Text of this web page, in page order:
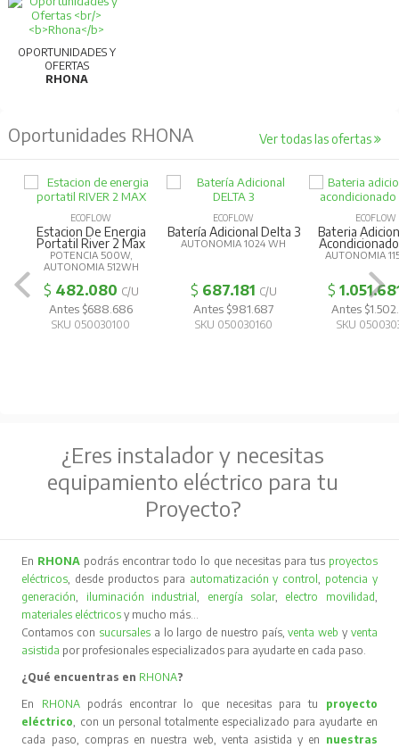
OPORTUNIDADES Y
OFERTAS
RHONA
Oportunidades RHONA Ver todas las ofertas
ECOFLOW
Estacion De Energia
Portatil River 2 Max
POTENCIA 500W,
AUTONOMIA 512WH
$ 482.080 C/U
Antes $688.686
SKU 050030100
ECOFLOW
Batería Adicional Delta 3
AUTONOMIA 1024 WH
$ 687.181 C/U
Antes $981.687
SKU 050030160
ECOFLOW
Bateria
AUTONOMIA
$
Antes
SKU
¿Eres instalador y necesitas
equipamiento eléctrico para tu
Proyecto?
En RHONA podrás encontrar todo lo que necesitas para tus proyectos
eléctricos, desde productos para automatización y control, potencia y
generación, iluminación industrial, energía solar, electro movilidad,
materiales eléctricos y mucho más…
Contamos con sucursales a lo largo de nuestro país,venta web y venta
asistida por profesionales especializados para ayudarte en cada paso.
¿Qué encuentras en RHONA?
En RHONA podrás encontrar lo que necesitas para tu proyecto
eléctrico, con un personal totalmente especializado para ayudarte en
cada paso, compras en nuestra web, venta asistida y en nuestras